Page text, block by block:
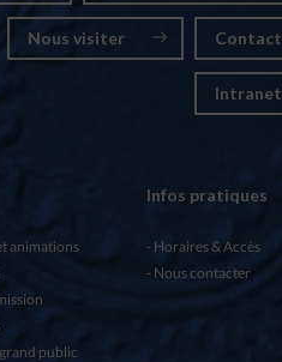
Nous visiter Contact
Intranet
animations
public
Infos pratiques
Horaires & Accès
Nous contacter